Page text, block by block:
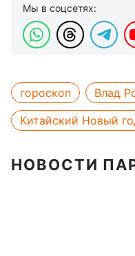
Мы в соцсетях:
гороскоп
Влад
Китайский Новый
НОВОСТИ